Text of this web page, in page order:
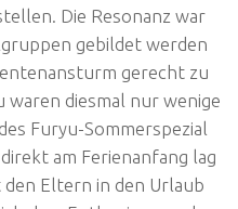
Die Resonanz war
gebildet werden
gerecht zu
waren diesmal nur wenige
Furyu-Sommerspezial
am Ferienanfang lag
Eltern in den Urlaub